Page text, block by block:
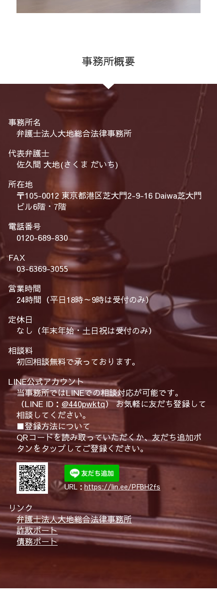
事務所概要
事務所名
弁護士法人大地総合法律事務所
代表弁護士
佐久間 大地(さくま だいち)
所在地
〒105-0012 東京都港区芝大門2-9-16 Daiwa芝大門
ビル6階・7階
電話番号
0120-689-830
FAX
03-6369-3055
営業時間
24時間（平日18時～9時は受付のみ）
定休日
なし（年末年始・土日祝は受付のみ）
相談料
初回相談無料で承っております。
LINE公式アカウント
当事務所ではLINEでの相談対応が可能です。
（LINE ID： @440pwktq） お気軽に友だち登録して
相談してください。
■登録方法について
QRコードを読み取っていただくか、友だち追加ボ
タンをタップしてご登録ください。
URL： https://lin.ee/PFBH2fs
リンク
弁護士法人大地総合法律事務所
詐欺ポート
債務ポート